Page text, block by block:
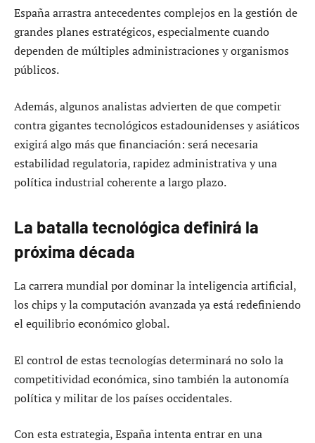
España arrastra antecedentes complejos en la gestión de
grandes planes estratégicos, especialmente cuando
dependen de múltiples administraciones y organismos
públicos.
Además, algunos analistas advierten de que competir
contra gigantes tecnológicos estadounidenses y asiáticos
exigirá algo más que financiación: será necesaria
estabilidad regulatoria, rapidez administrativa y una
política industrial coherente a largo plazo.
La batalla tecnológica definirá la
próxima década
La carrera mundial por dominar la inteligencia artificial,
los chips y la computación avanzada ya está redefiniendo
el equilibrio económico global.
El control de estas tecnologías determinará no solo la
competitividad económica, sino también la autonomía
política y militar de los países occidentales.
Con esta estrategia, España intenta entrar en una